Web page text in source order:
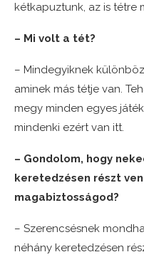
kétkapuztunk, az is tétre
– Mi volt a tét?
– Mindegyiknek
aminek más tétje van.
megy minden egyes
mindenki ezért van itt.
– Gondolom, hogy
keretedzésen részt
magabiztosságod?
– Szerencsésnek
néhány keretedzésen